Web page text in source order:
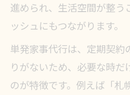
進められ、生活空間が整う
ッシュにもつながります。
単発家事代行は、定期契
りがないため、必要な時
のが特徴です。例えば「札